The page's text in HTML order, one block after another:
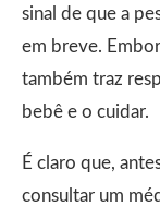
sinal de que a
em breve.
também traz
bebê e o cuidar.
É claro que,
consultar um